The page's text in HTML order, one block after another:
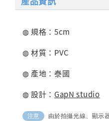
◍ 規格：5cm
◍ 材質：PVC
◍ 產地：泰國
◍ 設計： GapN studio
注意
由於拍攝光線、顯示